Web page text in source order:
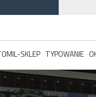
SKLEP TYPOWANIE